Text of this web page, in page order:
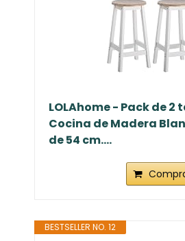
LOLAhome - Pack de 2
Cocina de Madera
de 54 cm....
BESTSELLER NO. 12